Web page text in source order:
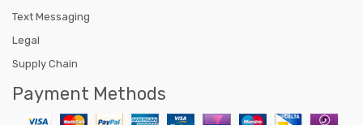
Text Messaging
Legal
Supply Chain
Payment Methods